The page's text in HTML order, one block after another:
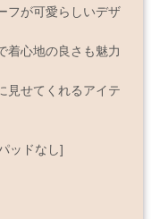
フが可愛らしいデザ
着心地の良さも魅力
見せてくれるアイテ
ッドなし]